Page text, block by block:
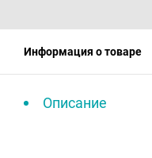
Информация о товаре
Описание